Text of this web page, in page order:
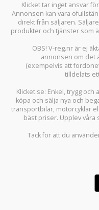
Klicket tar inget ansvar
Annonsen kan vara
direkt från säljaren.
produkter och tjänster som
OBS! V-reg.nr är ej
annonsen om det
(exempelvis att
tilldelats
Klicket.se: Enkel, trygg och
köpa och sälja nya och
transportbilar, motorcyklar
bäst priser. Upplev
Tack för att du